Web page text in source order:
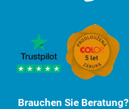
Brauchen Sie Beratung?